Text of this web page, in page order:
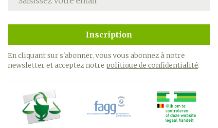
Inscription
En cliquant sur s'abonner, vous vous abonnez à notre
newsletter et acceptez notre politique de confidentialité.